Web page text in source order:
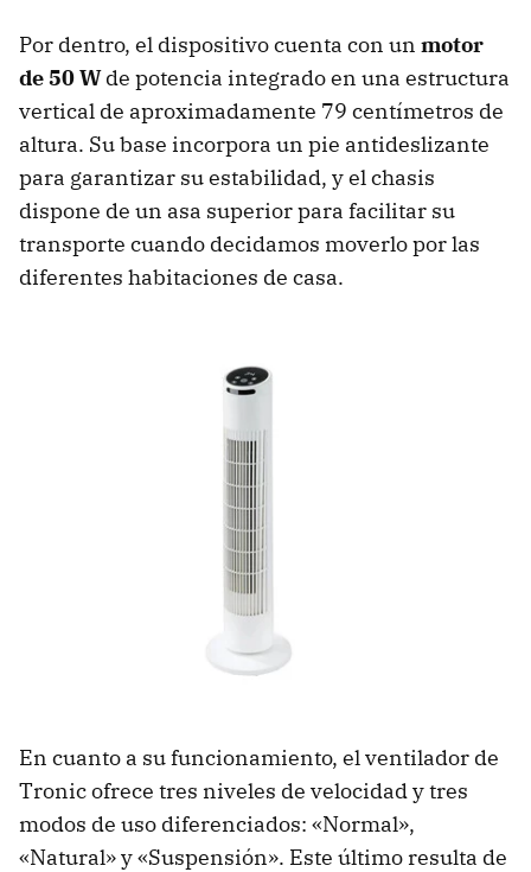
Por dentro, el dispositivo cuenta con un motor
de 50 Wde potencia integrado en una estructura
vertical de aproximadamente 79 centímetros de
altura. Su base incorpora un pie antideslizante
para garantizar su estabilidad, y el chasis
dispone de un asa superior para facilitar su
transporte cuando decidamos moverlo por las
diferentes habitaciones de casa.
En cuanto a su funcionamiento, el ventilador de
Tronic ofrece tres niveles de velocidad y tres
modos de uso diferenciados: «Normal»,
«Natural» y «Suspensión». Este último resulta de